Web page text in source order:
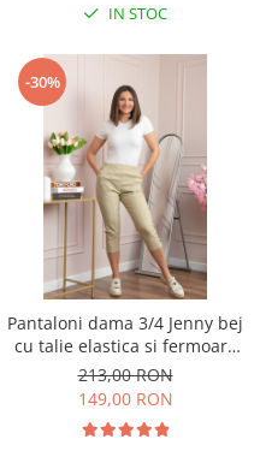
IN STOC
-30%
Pantaloni dama 3/4 Jenny bej
cu talie elastica si fermoare
decorative
213,00 RON
149,00 RON